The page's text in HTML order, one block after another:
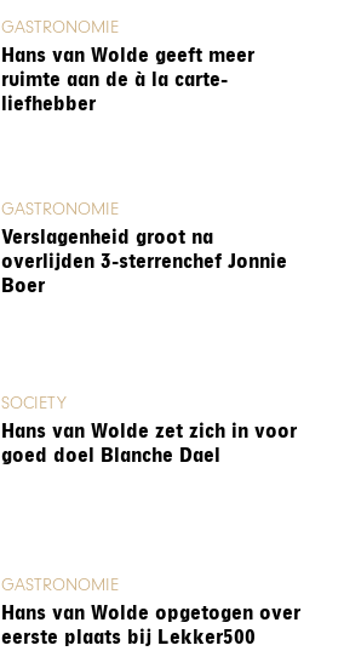
GASTRONOMIE
Hans van Wolde geeft meer
ruimte aan de à la carte-
liefhebber
GASTRONOMIE
Verslagenheid groot na
overlijden 3-sterrenchef Jonnie
Boer
SOCIETY
Hans van Wolde zet zich in voor
goed doel Blanche Dael
GASTRONOMIE
Hans van Wolde opgetogen over
eerste plaats bij Lekker500